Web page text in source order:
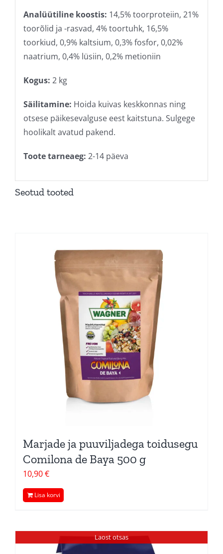
Analüütiline koostis: 14,5% toorproteiin, 21%
toorõlid ja -rasvad, 4% toortuhk, 16,5%
toorkiud, 0,9% kaltsium, 0,3% fosfor, 0,02%
naatrium, 0,4% lüsiin, 0,2% metioniin
Kogus: 2 kg
Säilitamine: Hoida kuivas keskkonnas ning
otsese päikesevalguse eest kaitstuna. Sulgege
hoolikalt avatud pakend.
Toote tarneaeg: 2-14 päeva
Seotud tooted
Marjade ja puuviljadega toidusegu
Comilona de Baya 500 g
10,90€
Lisa korvi
Laost otsas